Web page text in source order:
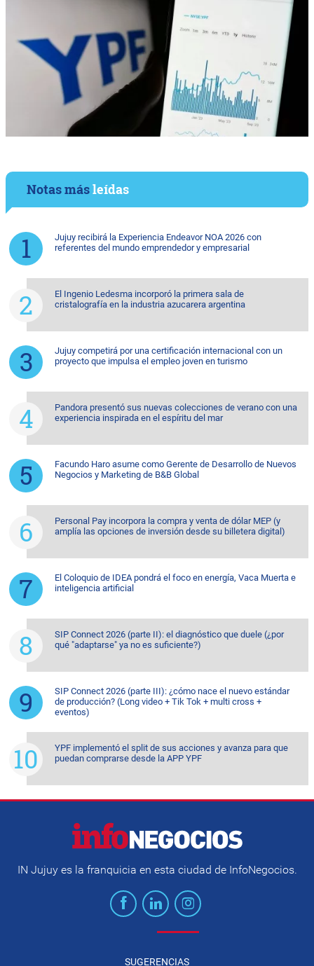
Notas másleídas
Jujuy recibirá la Experiencia Endeavor NOA 2026 con
referentes del mundo emprendedor y empresarial
El Ingenio Ledesma incorporó la primera sala de
cristalografía en la industria azucarera argentina
Jujuy competirá por una certificación internacional con un
proyecto que impulsa el empleo joven en turismo
Pandora presentó sus nuevas colecciones de verano con una
experiencia inspirada en el espíritu del mar
Facundo Haro asume como Gerente de Desarrollo de Nuevos
Negocios y Marketing de B&B Global
Personal Pay incorpora la compra y venta de dólar MEP (y
amplía las opciones de inversión desde su billetera digital)
El Coloquio de IDEA pondrá el foco en energía, Vaca Muerta e
inteligencia artificial
SIP Connect 2026 (parte II): el diagnóstico que duele (¿por
qué "adaptarse" ya no es suficiente?)
SIP Connect 2026 (parte III): ¿cómo nace el nuevo estándar
de producción? (Long video + Tik Tok + multi cross +
eventos)
YPF implementó el split de sus acciones y avanza para que
puedan comprarse desde la APP YPF
IN Jujuy es la franquicia en esta ciudad de InfoNegocios.
SUGERENCIAS